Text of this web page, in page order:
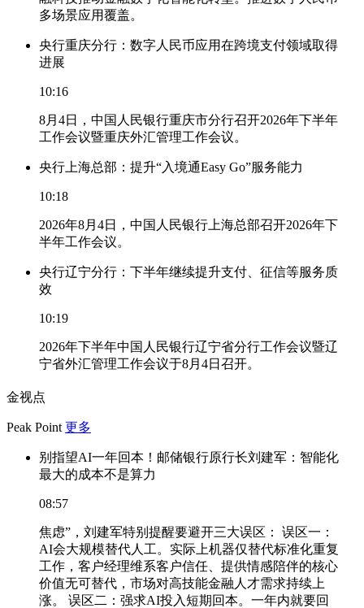
多场景应用覆盖。
央行重庆分行：数字人民币应用在跨境支付领域取得
进展
10:16
8月4日，中国人民银行重庆市分行召开2026年下半年
工作会议暨重庆外汇管理工作会议。
央行上海总部：提升“入境通Easy Go”服务能力
10:18
2026年8月4日，中国人民银行上海总部召开2026年下
半年工作会议。
央行辽宁分行：下半年继续提升支付、征信等服务质
效
10:19
2026年下半年中国人民银行辽宁省分行工作会议暨辽
宁省外汇管理工作会议于8月4日召开。
金视点
Peak Point 更多
别指望AI一年回本！邮储银行原行长刘建军：智能化
最大的成本不是算力
08:57
焦虑”，刘建军特别提醒要避开三大误区： 误区一：
AI会大规模替代人工。实际上机器仅替代标准化重复
工作，客户经理维系客户信任、提供情感陪伴的核心
价值无可替代，市场对高技能金融人才需求持续上
涨。 误区二：强求AI投入短期回本。一年内就要回